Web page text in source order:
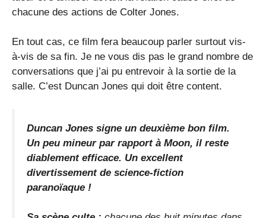
chacune des actions de Colter Jones.
En tout cas, ce film fera beaucoup parler surtout vis-
à-vis de sa fin. Je ne vous dis pas le grand nombre de
conversations que j’ai pu entrevoir à la sortie de la
salle. C’est Duncan Jones qui doit être content.
Duncan Jones signe un deuxième bon film.
Un peu mineur par rapport à Moon, il reste
diablement efficace. Un excellent
divertissement de science-fiction
paranoïaque !